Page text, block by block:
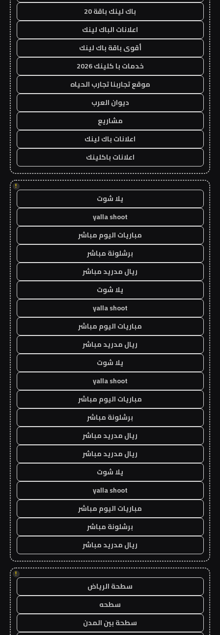
باك لينك باقة 20
اعلانات الباك لينك
أقوى باقة باك لينك
خدمات با كلينك 2026
موقع تجاربنا تجارب الحياه
ديوان العرب
مشاريع
اعلانات باك لينك
اعلانات باكلينك
!
يلا شوت
yalla shoot
مباريات اليوم مباشر
برشلونة مباشر
ريال مدريد مباشر
يلا شوت
yalla shoot
مباريات اليوم مباشر
ريال مدريد مباشر
يلا شوت
yalla shoot
مباريات اليوم مباشر
برشلونة مباشر
ريال مدريد مباشر
ريال مدريد مباشر
يلا شوت
yalla shoot
مباريات اليوم مباشر
برشلونة مباشر
ريال مدريد مباشر
!
سطحة الرياض
سطحه
سطحة بين المدن